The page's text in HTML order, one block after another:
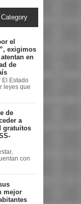
Category
el
exigimos
en
de
El Estado
leyes que
de
a
gratuitos
con
mejor